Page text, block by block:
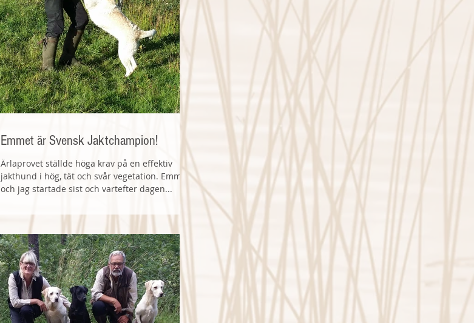
Emmet är Svensk Jaktchampion!
Ärlaprovet ställde höga krav på en effektiv
jakthund i hög, tät och svår vegetation. Emmet
och jag startade sist och vartefter dagen...